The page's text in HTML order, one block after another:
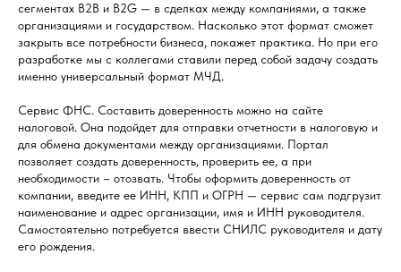
сегментах В2В и В2G — в сделках между компаниями, а также
организациями и государством. Насколько этот формат сможет
закрыть все потребности бизнеса, покажет практика. Но при его
разработке мы с коллегами ставили перед собой задачу создать
именно универсальный формат МЧД.
Сервис ФНС. Составить доверенность можно на сайте
налоговой. Она подойдет для отправки отчетности в налоговую и
для обмена документами между организациями. Портал
позволяет создать доверенность, проверить ее, а при
необходимости – отозвать. Чтобы оформить доверенность от
компании, введите ее ИНН, КПП и ОГРН — сервис сам подгрузит
наименование и адрес организации, имя и ИНН руководителя.
Самостоятельно потребуется ввести СНИЛС руководителя и дату
его рождения.